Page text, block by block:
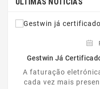
ÚLTIMAS NOTÍCIAS
Gestwin Já
A faturação
cada vez mais